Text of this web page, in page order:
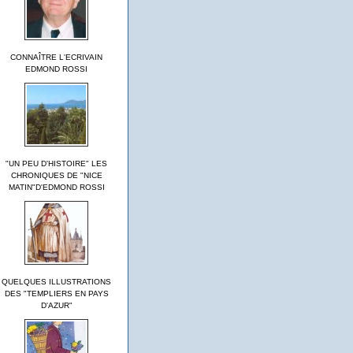
CONNAÎTRE L'ECRIVAIN
EDMOND ROSSI
"UN PEU D'HISTOIRE" LES
CHRONIQUES DE "NICE
MATIN"D'EDMOND ROSSI
QUELQUES ILLUSTRATIONS
DES "TEMPLIERS EN PAYS
D'AZUR"